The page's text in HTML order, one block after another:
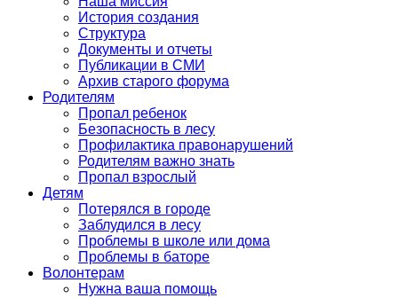
История создания
Структура
Документы и отчеты
Публикации в СМИ
Архив старого форума
Родителям
Пропал ребенок
Безопасность в лесу
Профилактика правонарушений
Родителям важно знать
Пропал взрослый
Детям
Потерялся в городе
Заблудился в лесу
Проблемы в школе или дома
Проблемы в баторе
Волонтерам
Нужна ваша помощь